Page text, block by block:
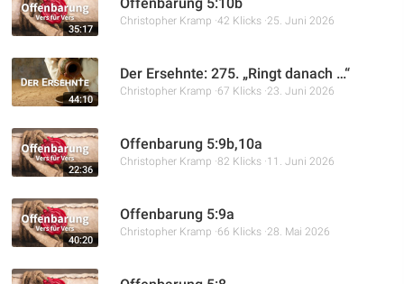
35:17
Christopher Kramp 42 Klicks 25. Juni 2026
44:10
Der Ersehnte: 275. „Ringt danach …“
Christopher Kramp 67 Klicks 23. Juni 2026
22:36
Offenbarung 5:9b,10a
Christopher Kramp 82 Klicks 11. Juni 2026
40:20
Offenbarung 5:9a
Christopher Kramp 66 Klicks 28. Mai 2026